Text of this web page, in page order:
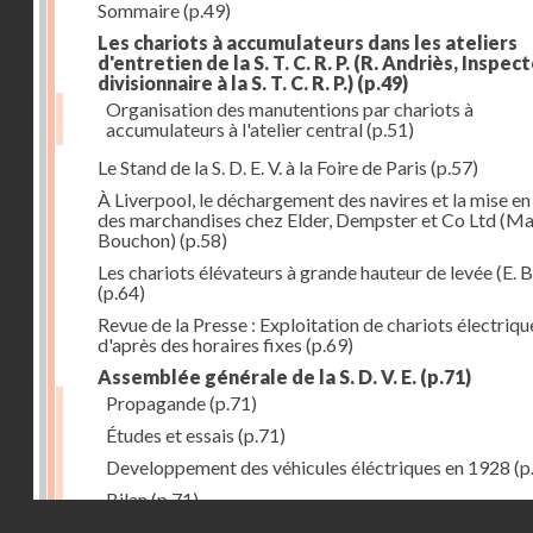
Sommaire(p.49)
Les chariots à accumulateurs dans les ateliers
d'entretien de la S. T. C. R. P. (R. Andriès,
divisionnaire à la S. T. C. R. P.) (p.49)
Organisation des manutentions par chariots à
accumulateurs à l'atelier central(p.51)
Le Stand de la S. D. E. V. à la Foire de Paris (p.57)
À Liverpool, le déchargement des navires et la mise
des marchandises chez Elder, Dempster et Co Ltd
Bouchon) (p.58)
Les chariots élévateurs à grande hauteur de levée (E.
(p.64)
Revue de la Presse : Exploitation de chariots
d'après des horaires fixes (p.69)
Assemblée générale de la S. D. V. E. (p.71)
Propagande(p.71)
Études et essais (p.71)
Developpement des véhicules éléctriques en 1928
Bilan(p.71)